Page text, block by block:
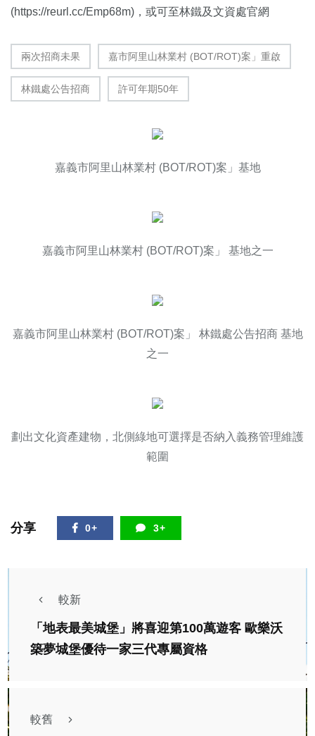
(https://reurl.cc/Emp68m)，或可至林鐵及文資處官網
兩次招商未果 嘉市阿里山林業村 (BOT/ROT)案」重啟
林鐵處公告招商 許可年期50年
嘉義市阿里山林業村 (BOT/ROT)案」基地
嘉義市阿里山林業村 (BOT/ROT)案」 基地之一
嘉義市阿里山林業村 (BOT/ROT)案」 林鐵處公告招商 基地
之一
劃出文化資產建物，北側綠地可選擇是否納入義務管理維護
範圍
分享 0+ 3+
較新
「地表最美城堡」將喜迎第100萬遊客 歐樂沃
築夢城堡優待一家三代專屬資格
較舊